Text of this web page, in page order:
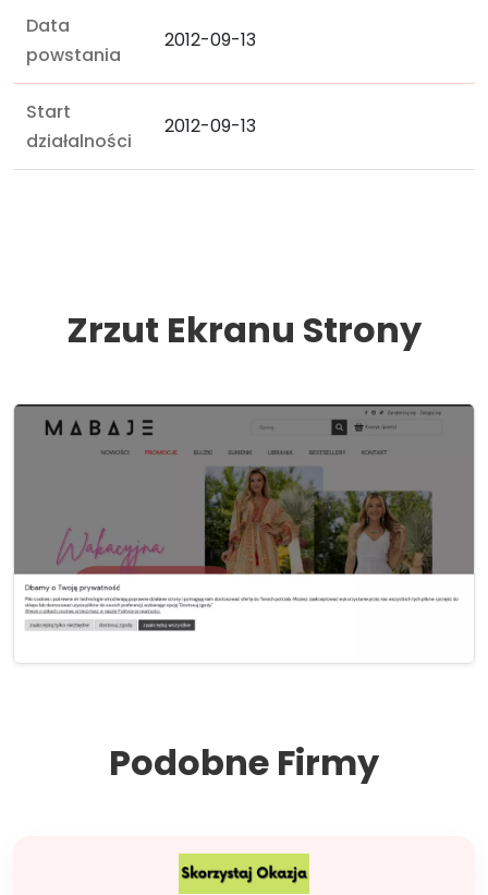
Data
powstania
2012-09-13
Start
działalności
2012-09-13
Zrzut Ekranu Strony
Podobne Firmy